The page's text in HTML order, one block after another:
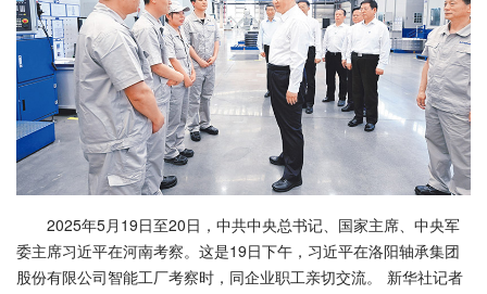
2025年5月19日至20日，中共中央总书记、国家主席、中央军
委主席习近平在河南考察。这是19日下午，习近平在洛阳轴承集团
股份有限公司智能工厂考察时，同企业职工亲切交流。 新华社记者